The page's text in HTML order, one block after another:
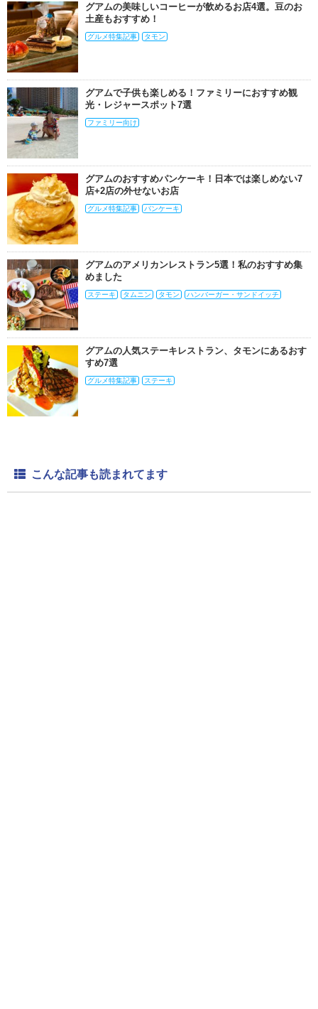
グアムの美味しいコーヒーが飲めるお店4選。豆のお
土産もおすすめ！
グルメ特集記事 タモン
グアムで子供も楽しめる！ファミリーにおすすめ観
光・レジャースポット7選
ファミリー向け
グアムのおすすめパンケーキ！日本では楽しめない7
店+2店の外せないお店
グルメ特集記事 パンケーキ
グアムのアメリカンレストラン5選！私のおすすめ集
めました
ステーキ タムニン タモン ハンバーガー・サンドイッチ
グアムの人気ステーキレストラン、タモンにあるおす
すめ7選
グルメ特集記事 ステーキ
こんな記事も読まれてます